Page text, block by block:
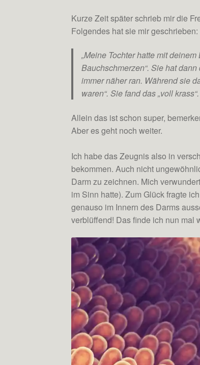
Kurze Zeit später schrieb mir die
Folgendes hat sie mir geschrieben:
„Meine Tochter hatte mit
Bauchschmerzen“. Sie hat
immer näher ran. Während sie
waren“. Sie fand das „voll
Allein das ist schon super,
Aber es geht noch weiter.
Ich habe das Zeugnis also in
bekommen. Auch nicht
Darm zu zeichnen. Mich
im Sinn hatte). Zum Glück fragte
genauso im Innern des Darms
verblüffend! Das finde ich nun mal